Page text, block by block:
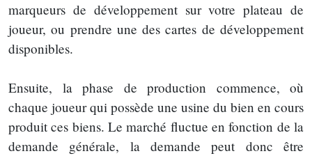
marqueurs de développement sur votre plateau de
joueur, ou prendre une des cartes de développement
disponibles.
Ensuite, la phase de production commence, où
chaque joueur qui possède une usine du bien en cours
produit ces biens. Le marché fluctue en fonction de la
demande générale, la demande peut donc être